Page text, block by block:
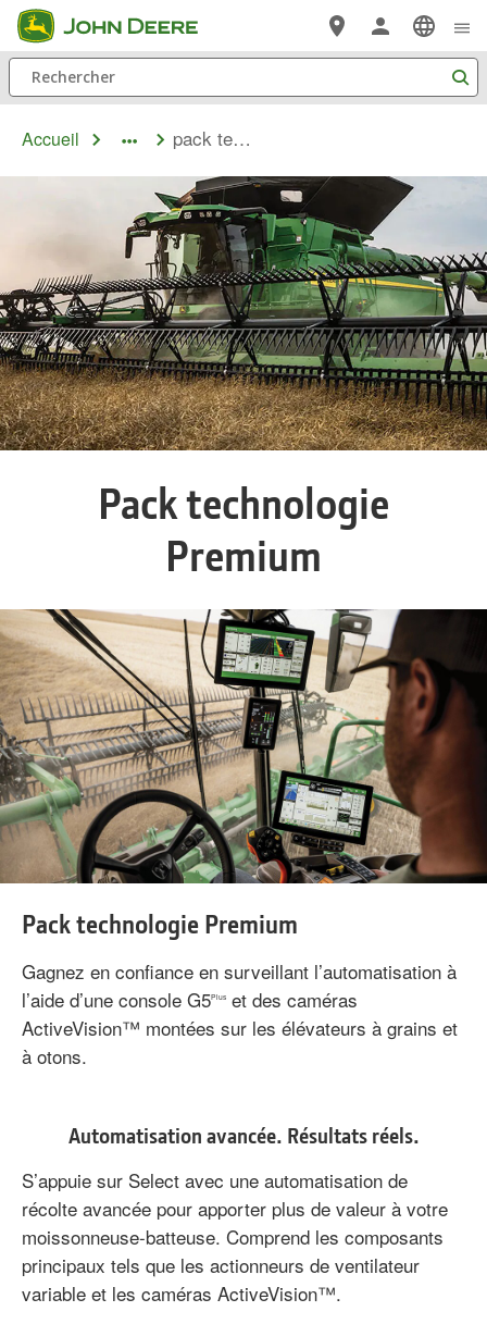
Passer au contenu principal
Rechercher
Accueil
toggle
pack technologie premium
Pack technologie
Premium
Pack technologie Premium
Gagnez en confiance en surveillant l’automatisation à
l’aide d’une console G5Plus et des caméras
ActiveVision™ montées sur les élévateurs à grains et
à otons.
Automatisation avancée. Résultats réels.
S’appuie sur Select avec une automatisation de
récolte avancée pour apporter plus de valeur à votre
moissonneuse-batteuse. Comprend les composants
principaux tels que les actionneurs de ventilateur
variable et les caméras ActiveVision™.